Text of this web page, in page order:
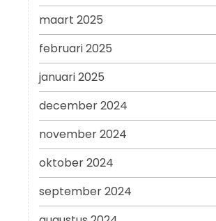
maart 2025
februari 2025
januari 2025
december 2024
november 2024
oktober 2024
september 2024